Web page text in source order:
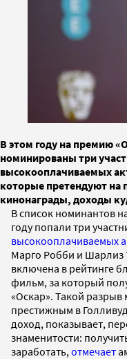
В этом году на премию
номинированы три
высокооплачиваемых
которые претендуют на
кинонаграды, доходы
В список номинантов
году попали три
высокооплачиваемых
Марго Робби и Шарлиз
включена в рейтинге
фильм, за который
«Оскар». Такой разрыв
престижным в
доход, показывает,
знаменитости:
заработать, отмечает